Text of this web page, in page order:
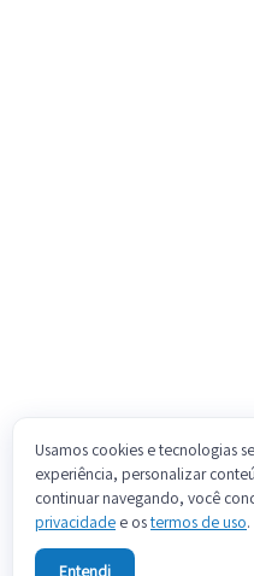
Usamos cookies e tecnologias
experiência, personalizar
continuar navegando, você
privacidade e ostermos de uso.
Entendi